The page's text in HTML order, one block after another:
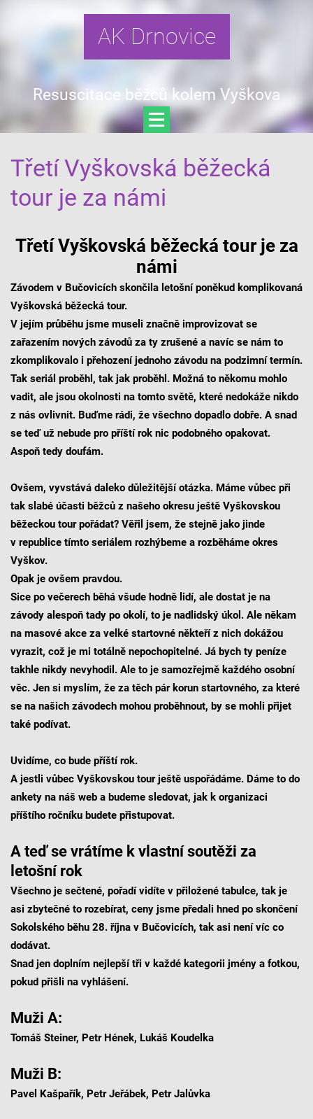
AK Drnovice
Resuscitace běžců kolem Vyškova
Třetí Vyškovská běžecká
tour je za námi
Třetí Vyškovská běžecká tour je za
námi
Závodem v Bučovicích skončila letošní poněkud komplikovaná
Vyškovská běžecká tour.
V jejím průběhu jsme museli značně improvizovat se
zařazením nových závodů za ty zrušené a navíc se nám to
zkomplikovalo i přehození jednoho závodu na podzimní termín.
Tak seriál proběhl, tak jak proběhl. Možná to někomu mohlo
vadit, ale jsou okolnosti na tomto světě, které nedokáže nikdo
z nás ovlivnit. Buďme rádi, že všechno dopadlo dobře. A snad
se teď už nebude pro příští rok nic podobného opakovat.
Aspoň tedy doufám.
Ovšem, vyvstává daleko důležitější otázka. Máme vůbec při
tak slabé účasti běžců z našeho okresu ještě Vyškovskou
běžeckou tour pořádat? Věřil jsem, že stejně jako jinde
v republice tímto seriálem rozhýbeme a rozběháme okres
Vyškov.
Opak je ovšem pravdou.
Sice po večerech běhá všude hodně lidí, ale dostat je na
závody alespoň tady po okolí, to je nadlidský úkol. Ale někam
na masové akce za velké startovné někteří z nich dokážou
vyrazit, což je mi totálně nepochopitelné. Já bych ty peníze
takhle nikdy nevyhodil. Ale to je samozřejmě každého osobní
věc. Jen si myslím, že za těch pár korun startovného, za které
se na našich závodech mohou proběhnout, by se mohli přijet
také podívat.
Uvidíme, co bude příští rok.
A jestli vůbec Vyškovskou tour ještě uspořádáme. Dáme to do
ankety na náš web a budeme sledovat, jak k organizaci
příštího ročníku budete přistupovat.
A teď se vrátíme k vlastní soutěži za
letošní rok
Všechno je sečtené, pořadí vidíte v přiložené tabulce, tak je
asi zbytečné to rozebírat, ceny jsme předali hned po skončení
Sokolského běhu 28. října v Bučovicích, tak asi není víc co
dodávat.
Snad jen doplním nejlepší tři v každé kategorii jmény a fotkou,
pokud přišli na vyhlášení.
Muži A:
Tomáš Steiner, Petr Hének, Lukáš Koudelka
Muži B:
Pavel Kašpařík, Petr Jeřábek, Petr Jalůvka